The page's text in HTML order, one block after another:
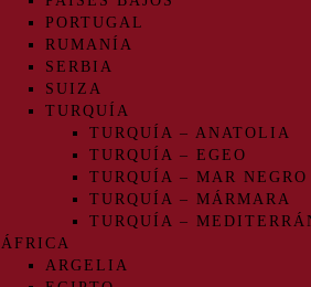
PORTUGAL
RUMANÍA
SERBIA
SUIZA
TURQUÍA
TURQUÍA – ANATOLIA
TURQUÍA – EGEO
TURQUÍA – MAR NEGRO
TURQUÍA – MÁRMARA
TURQUÍA –
ÁFRICA
ARGELIA